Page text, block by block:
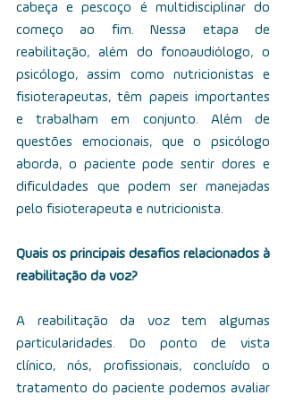
cabeça e pescoço é multidisciplinar do
começo ao fim. Nessa etapa de
reabilitação, além do fonoaudiólogo, o
psicólogo, assim como nutricionistas e
fisioterapeutas, têm papeis importantes
e trabalham em conjunto. Além de
questões emocionais, que o psicólogo
aborda, o paciente pode sentir dores e
dificuldades que podem ser manejadas
pelo fisioterapeuta e nutricionista.
Quais os principais desafios relacionados à
reabilitação da voz?
A reabilitação da voz tem algumas
particularidades. Do ponto de vista
clínico, nós, profissionais, concluído o
tratamento do paciente podemos avaliar